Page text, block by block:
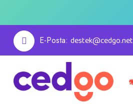
E-Posta: destek@cedgo.net